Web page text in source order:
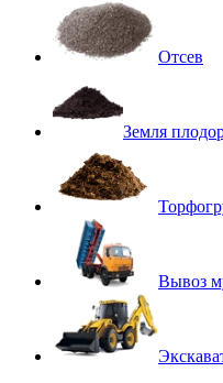
Отсев
Земля
Вывоз